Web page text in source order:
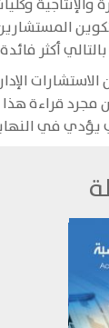
والإنتاجية
المستشارين
أكثر
مجرد قراءة
يؤدي في